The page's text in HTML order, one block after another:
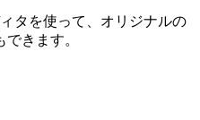
タを使って、オリジナルの
きます。